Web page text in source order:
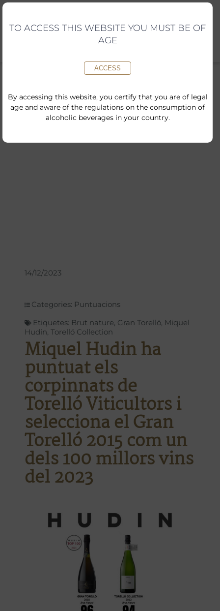
Skip
content
14/12/2023
Categories: Puntuacions
Etiquetes: Brut nature, Gran Torelló, Miquel
Hudin, Torelló Collection
Miquel Hudin ha
puntuat els
corpinnats de
Torelló Viticultors i
selecciona el Gran
Torelló 2015 com un
dels 100 millors vins
del 2023
TO ACCESS THIS WEBSITE YOU MUST BE OF
AGE
ACCESS
By accessing this website, you certify that you are of legal
age and aware of the regulations on the consumption of
alcoholic beverages in your country.